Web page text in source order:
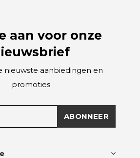
aan voor onze
nieuwste aanbiedingen en
promoties
ABONNEER